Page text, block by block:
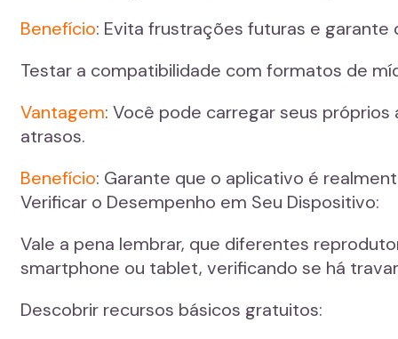
Benefício: Evita frustrações futuras e
Testar a compatibilidade com formatos de
Vantagem: Você pode carregar seus próprios
atrasos.
Benefício: Garante que o aplicativo é
Verificar o Desempenho em Seu Dispositivo:
Vale a pena lembrar, que diferentes
smartphone ou tablet, verificando se há
Descobrir recursos básicos gratuitos: